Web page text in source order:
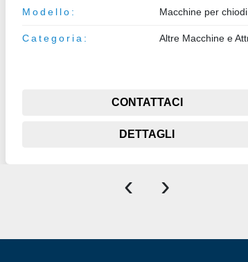
Modello: Macchine per chiodi
Categoria:
CONTATTACI
DETTAGLI
‹ ›